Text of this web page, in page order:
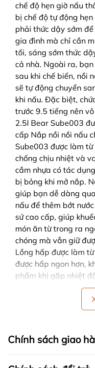
chế độ hẹn giờ nấu
bị chế độ tự động
phải thức dậy sớm
gia đình mà chỉ cần
tối, sáng sớm thức
cả nhà. Ngoài ra,
sau khi chế biến, nồi
sẽ tự động chuyển
khi nấu. Đặc biệt,
trước 9.5 tiếng nên
2.5l Bear Sube003
cấp Nắp nồi nồi nấu
Sube003 được làm
chống chịu nhiệt và
cầm nhựa có tác
bị bỏng khi mở nắp.
giúp bạn dễ dàng
nấu để thêm bớt
sứ cao cấp, giúp
món ăn từ trong ra
chóng mà vẫn giữ
Lồng hấp được làm
được hấp ngon hơn,
phẩm khi gặp nhiệt
bằng nhựa ABS cao
nhiệt cao gấp nhiều
nhiệt bên trong nồi
hợp 8 chế độ nấu
chậm Bear SUBE003
Chính sách giao